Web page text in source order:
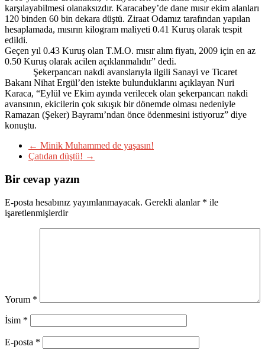
karşılayabilmesi olanaksızdır. Karacabey’de dane mısır ekim alanları
120 binden 60 bin dekara düştü. Ziraat Odamız tarafından yapılan
hesaplamada, mısırın kilogram maliyeti 0.41 Kuruş olarak tespit
edildi.
Geçen yıl 0.43 Kuruş olan T.M.O. mısır alım fiyatı, 2009 için en az
0.50 Kuruş olarak acilen açıklanmalıdır” dedi.
Şekerpancarı nakdi avanslarıyla ilgili Sanayi ve Ticaret
Bakanı Nihat Ergül’den istekte bulunduklarını açıklayan Nuri
Karaca, “Eylül ve Ekim ayında verilecek olan şekerpancarı nakdi
avansının, ekicilerin çok sıkışık bir dönemde olması nedeniyle
Ramazan (Şeker) Bayramı’ndan önce ödenmesini istiyoruz” diye
konuştu.
← Minik Muhammed de yaşasın!
Çatıdan düştü! →
Bir cevap yazın
E-posta hesabınız yayımlanmayacak. Gerekli alanlar * ile
işaretlenmişlerdir
Yorum *
İsim *
E-posta *